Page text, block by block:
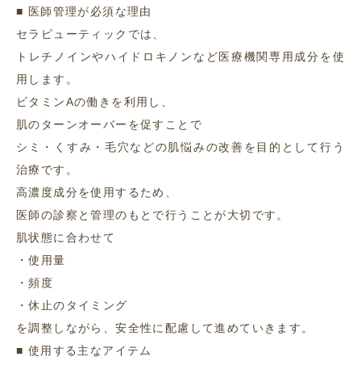
■ 医師管理が必須な理由
セラピューティックでは、
トレチノインやハイドロキノンなど医療機関専用成分を使
用します。
ビタミンAの働きを利用し、
肌のターンオーバーを促すことで
シミ・くすみ・毛穴などの肌悩みの改善を目的として行う
治療です。
高濃度成分を使用するため、
医師の診察と管理のもとで行うことが大切です。
肌状態に合わせて
・使用量
・頻度
・休止のタイミング
を調整しながら、安全性に配慮して進めていきます。
■ 使用する主なアイテム